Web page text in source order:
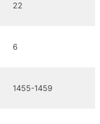
22
6
1455-1459